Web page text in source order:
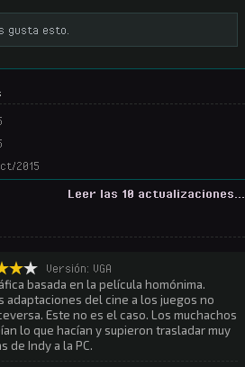
gusta esto.
2015
Leer las 10 actualizaciones...
Versión: VGA
basada en la película homónima.
adaptaciones del cine a los juegos no
Este no es el caso. Los muchachos
lo que hacían y supieron trasladar muy
de Indy a la PC.